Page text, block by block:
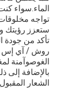
الماء.سواء
تواجه
ستعزز رؤيتك
تأكد من جودة
روش / آي إس او
الغوصوآمنة
بالإضافة إلى
الشعار